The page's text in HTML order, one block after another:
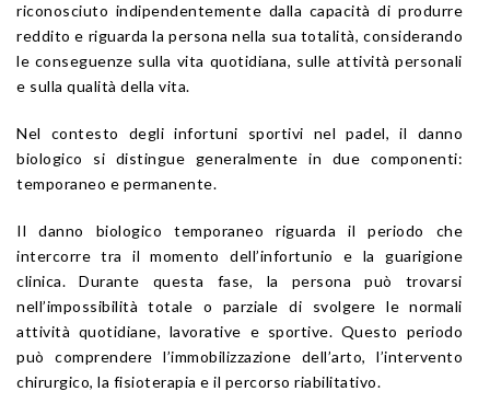
riconosciuto indipendentemente dalla capacità di produrre
reddito e riguarda la persona nella sua totalità, considerando
le conseguenze sulla vita quotidiana, sulle attività personali
e sulla qualità della vita.
Nel contesto degli infortuni sportivi nel padel, il danno
biologico si distingue generalmente in due componenti:
temporaneo e permanente.
Il danno biologico temporaneo riguarda il periodo che
intercorre tra il momento dell’infortunio e la guarigione
clinica. Durante questa fase, la persona può trovarsi
nell’impossibilità totale o parziale di svolgere le normali
attività quotidiane, lavorative e sportive. Questo periodo
può comprendere l’immobilizzazione dell’arto, l’intervento
chirurgico, la fisioterapia e il percorso riabilitativo.